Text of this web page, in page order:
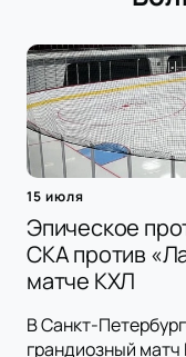
15 июля
Эпическое
СКА против
матче КХЛ
В Санкт-
грандиозный